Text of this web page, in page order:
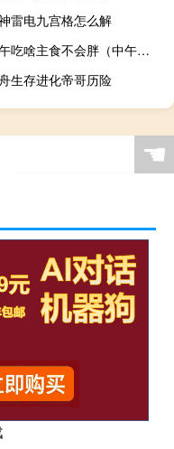
雷电九宫格怎么解
中午吃啥主食不会胖（中午吃啥）
生存进化帝哥历险
☚